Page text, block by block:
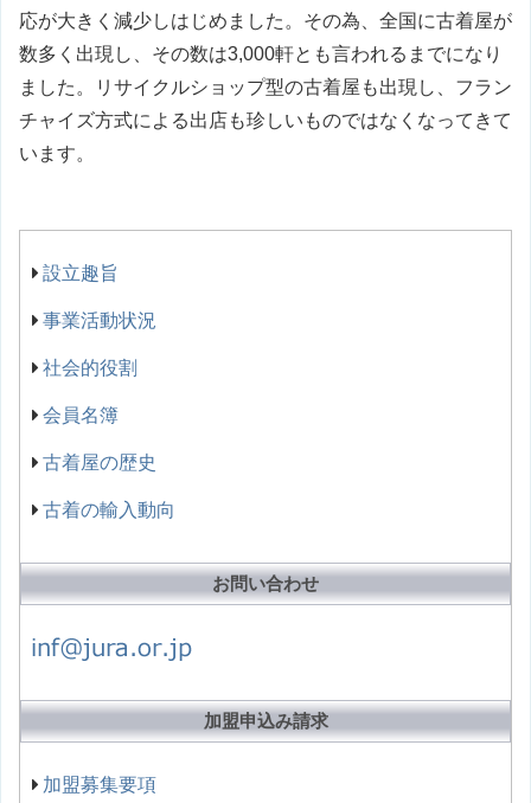
応が大きく減少しはじめました。その為、全国に古着屋が
数多く出現し、その数は3,000軒とも言われるまでになり
ました。リサイクルショップ型の古着屋も出現し、フラン
チャイズ方式による出店も珍しいものではなくなってきて
います。
設立趣旨
事業活動状況
社会的役割
会員名簿
古着屋の歴史
古着の輸入動向
お問い合わせ
加盟申込み請求
加盟募集要項